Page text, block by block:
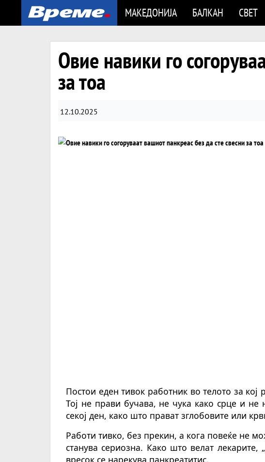
МАКЕДОНИЈА БАЛКАН СВЕТ
Овие навики го
за тоа
12.10.2025
Постои еден тивок работник во телото за кој
Тој не прави бучава, не чука како срце и не
секој ден, како што прават зглобовите или
Работи тивко, без прекин, а кога повеќе не
станува сериозна. Како што велат лекарите,
вресок се нарекува панкреатитис.